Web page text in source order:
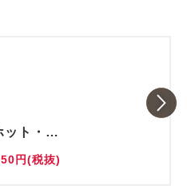
コーヒー・紅茶ポット(ホット・アイス)
円(税抜)